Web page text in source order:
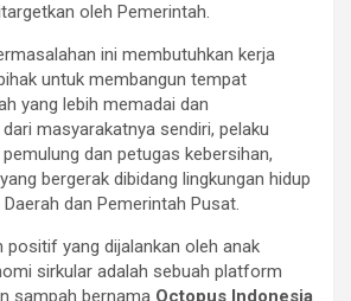
oleh Pemerintah.
ini membutuhkan kerja
untuk membangun tempat
yang lebih memadai dan
masyarakatnya sendiri, pelaku
dan petugas kebersihan,
bergerak dibidang lingkungan hidup
dan Pemerintah Pusat.
positif yang dijalankan oleh anak
sirkular adalah sebuah platform
sampah bernama Octopus Indonesia